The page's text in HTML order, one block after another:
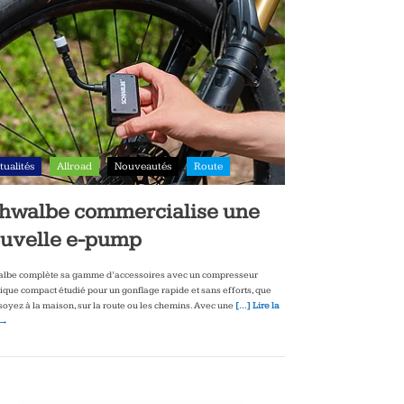
Allroad Nouveautés Route
commercialise une
e-pump
complète sa gamme d’accessoires avec un compresseur
compact étudié pour un gonflage rapide et sans efforts, que
à la maison, sur la route ou les chemins. Avec une […] Lire la